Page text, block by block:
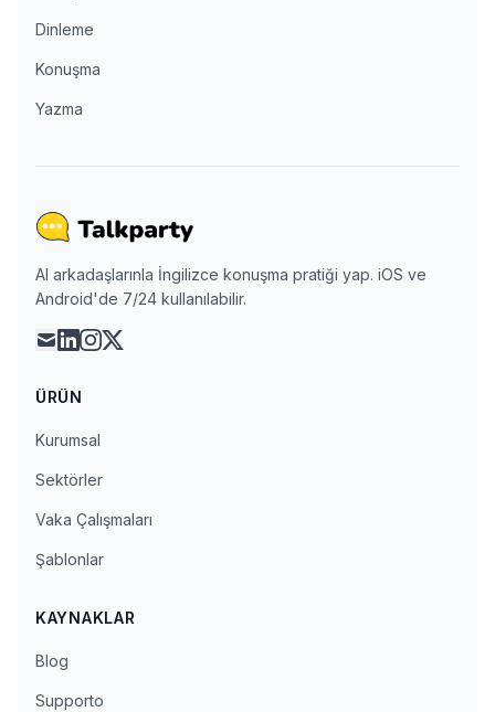
Dinleme
Konuşma
Yazma
AI arkadaşlarınla İngilizce konuşma pratiği yap. iOS ve
Android'de 7/24 kullanılabilir.
maillinkedin
instagram
x
ÜRÜN
Kurumsal
Sektörler
Vaka Çalışmaları
Şablonlar
KAYNAKLAR
Blog
Supporto